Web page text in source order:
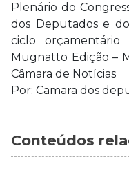
Plenário do
dos Deputados e
ciclo orçamentário
Mugnatto Edição –
Câmara de Notícias
Por: Camara dos
Conteúdos